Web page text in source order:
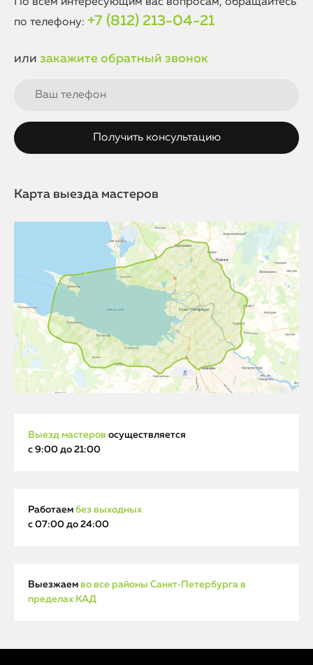
функциональность смартфона.
по телефону: +7 (812) 213-04-21
или закажите обратный звонок
Карта выезда мастеров
Выезд мастеров осуществляется
с 9:00 до 21:00
Работаем без выходных
с 07:00 до 24:00
Выезжаем во все районы Санкт‑Петербурга в
пределах КАД